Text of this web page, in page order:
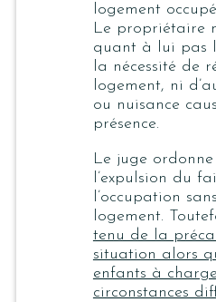
logement
Le propriétaire
quant à lui pas
la nécessité de
logement, ni
ou nuisance
présence.
Le juge
l’expulsion du
l’occupation
logement.
tenu de la
situation alors
enfants à
circonstances